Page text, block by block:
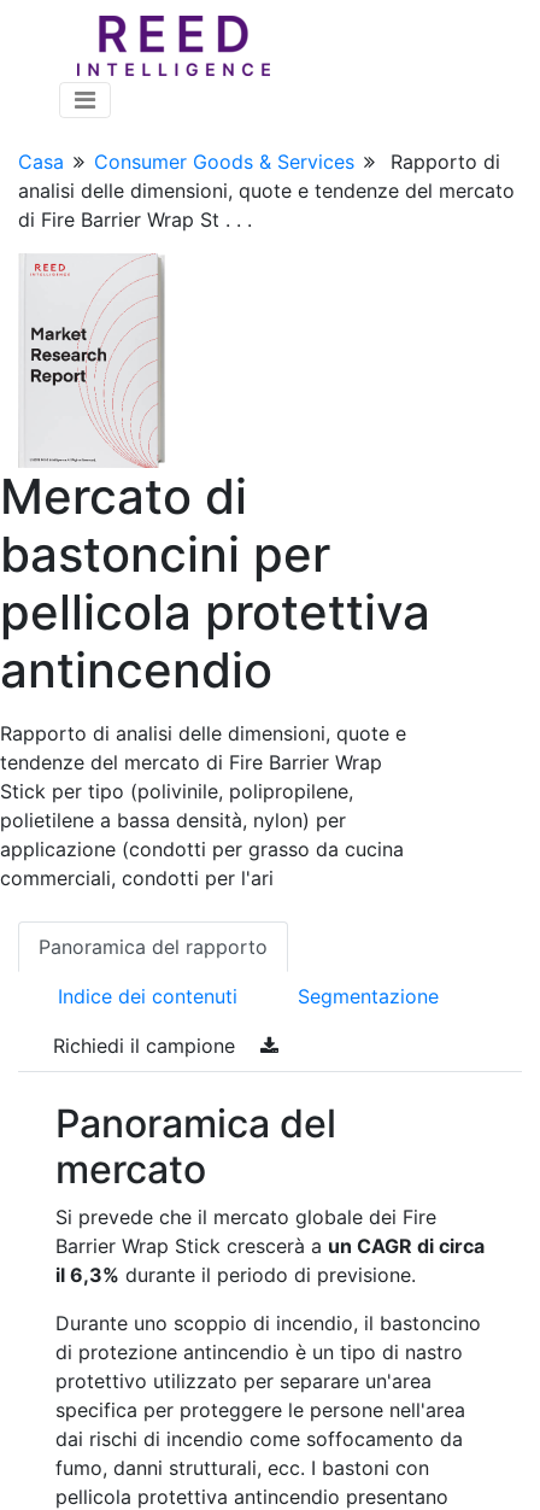
Casa Consumer Goods & Services
Rapporto di
analisi delle dimensioni, quote e tendenze del mercato
di Fire Barrier Wrap St . . .
Mercato di
bastoncini per
pellicola protettiva
antincendio
Rapporto di analisi delle dimensioni, quote e
tendenze del mercato di Fire Barrier Wrap
Stick per tipo (polivinile, polipropilene,
polietilene a bassa densità, nylon) per
applicazione (condotti per grasso da cucina
commerciali, condotti per l'ari
Panoramica del rapporto
Indice dei contenuti Segmentazione
Richiedi il campione
Panoramica del
mercato
Si prevede che il mercato globale dei Fire
Barrier Wrap Stick crescerà a un CAGR di circa
il 6,3% durante il periodo di previsione.
Durante uno scoppio di incendio, il bastoncino
di protezione antincendio è un tipo di nastro
protettivo utilizzato per separare un'area
specifica per proteggere le persone nell'area
dai rischi di incendio come soffocamento da
fumo, danni strutturali, ecc. I bastoni con
pellicola protettiva antincendio presentano